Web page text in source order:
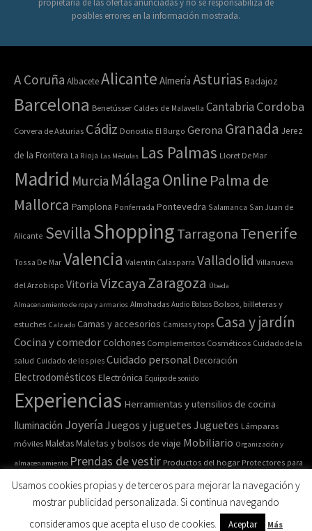
propietaria de las ofertas anunciadas y no se responsabiliza de
posibles errores en la información mostrada.
A Coruña AlbaceteAlicante Almería Asturias Badajoz
Barcelona Benetússer Caldes de Malavella Cantabria Cordoba
Corvera de Asturias Cádiz Donostia El Burgo Gerona Granada Jerez
de la Frontera La Rioja Las Médulas Las Palmas Lloret De Mar
Madrid Murcia Málaga Online Palma de
Mallorca Pamplona Ponferrada Pontevedra Salamanca San Juan de
Alicante Sevilla Shopping Tarragona Tenerife
Tossa De Mar Valencia Valentin Calasparra Valladolid Villanueva
del Arzobispo Vitoria VizcayaZaragoza Úbeda
Almacenamiento de ropa y armarios Almohadas Audio Bolsos Bolsos, billeteras y
estuches Calzado Camas y accesorios Camisas y tops Casa y jardín
Cocina y comedor Colchones Complementos Cosméticos Cuidado de la
salud Cuidado de los pies Cuidado personal Decoración
Electrodomésticos Electrónica Equipo de sonido
Experiencias Herramientas y utensilios de cocina
Iluminación Joyería Juegos y juguetes Juguetes Lámparas
móviles MaletasMaletas y bolsos de viaje Mobiliario Organización y
almacenamiento Prendas de vestir Productos del hogar Protectores para
colchones
Pulseras Recipiente para comida
Relojes de pulsera y de
Ropa de cama Ropa de casa Ropa deportiva
Ropa interior y
calcetines
Ropa y accesorios Salud y belleza
Usamos cookies propias y de terceros para mejorar la navegación y
mostrar publicidad personalizada. Si continua navegando
consideramos que acepta el uso de cookies.
Aceptar Más